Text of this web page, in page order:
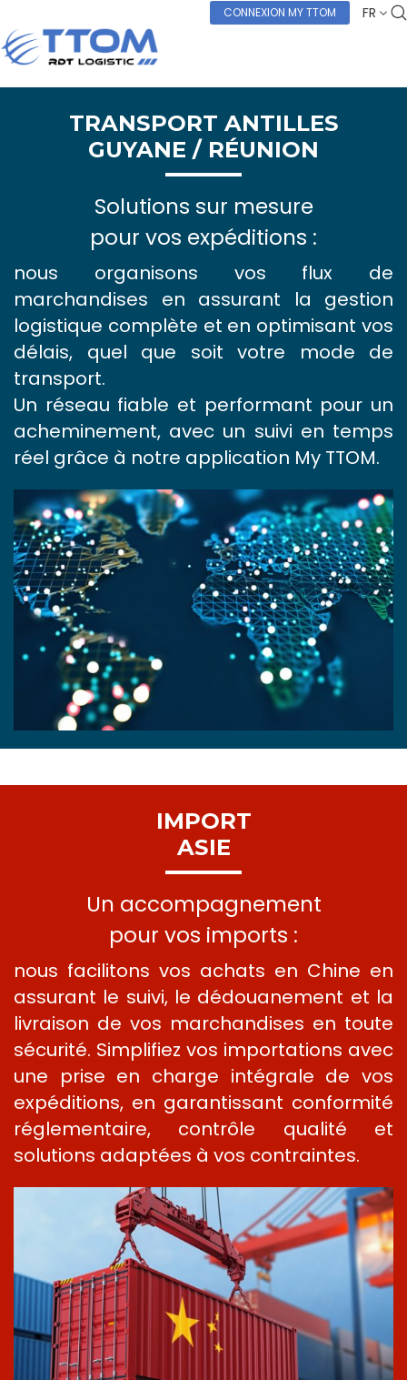
CONNEXION MY TTOM FR
TRANSPORT ANTILLES
GUYANE / RÉUNION
Solutions sur mesure
pour vos expéditions :
nous organisons vos flux de
marchandises en assurant la gestion
logistique complète et en optimisant vos
délais, quel que soit votre mode de
transport.
Un réseau fiable et performant pour un
acheminement, avec un suivi en temps
réel grâce à notre application My TTOM.
IMPORT
ASIE
Un accompagnement
pour vos imports :
nous facilitons vos achats en Chine en
assurant le suivi, le dédouanement et la
livraison de vos marchandises en toute
sécurité. Simplifiez vos importations avec
une prise en charge intégrale de vos
expéditions, en garantissant conformité
réglementaire, contrôle qualité et
solutions adaptées à vos contraintes.